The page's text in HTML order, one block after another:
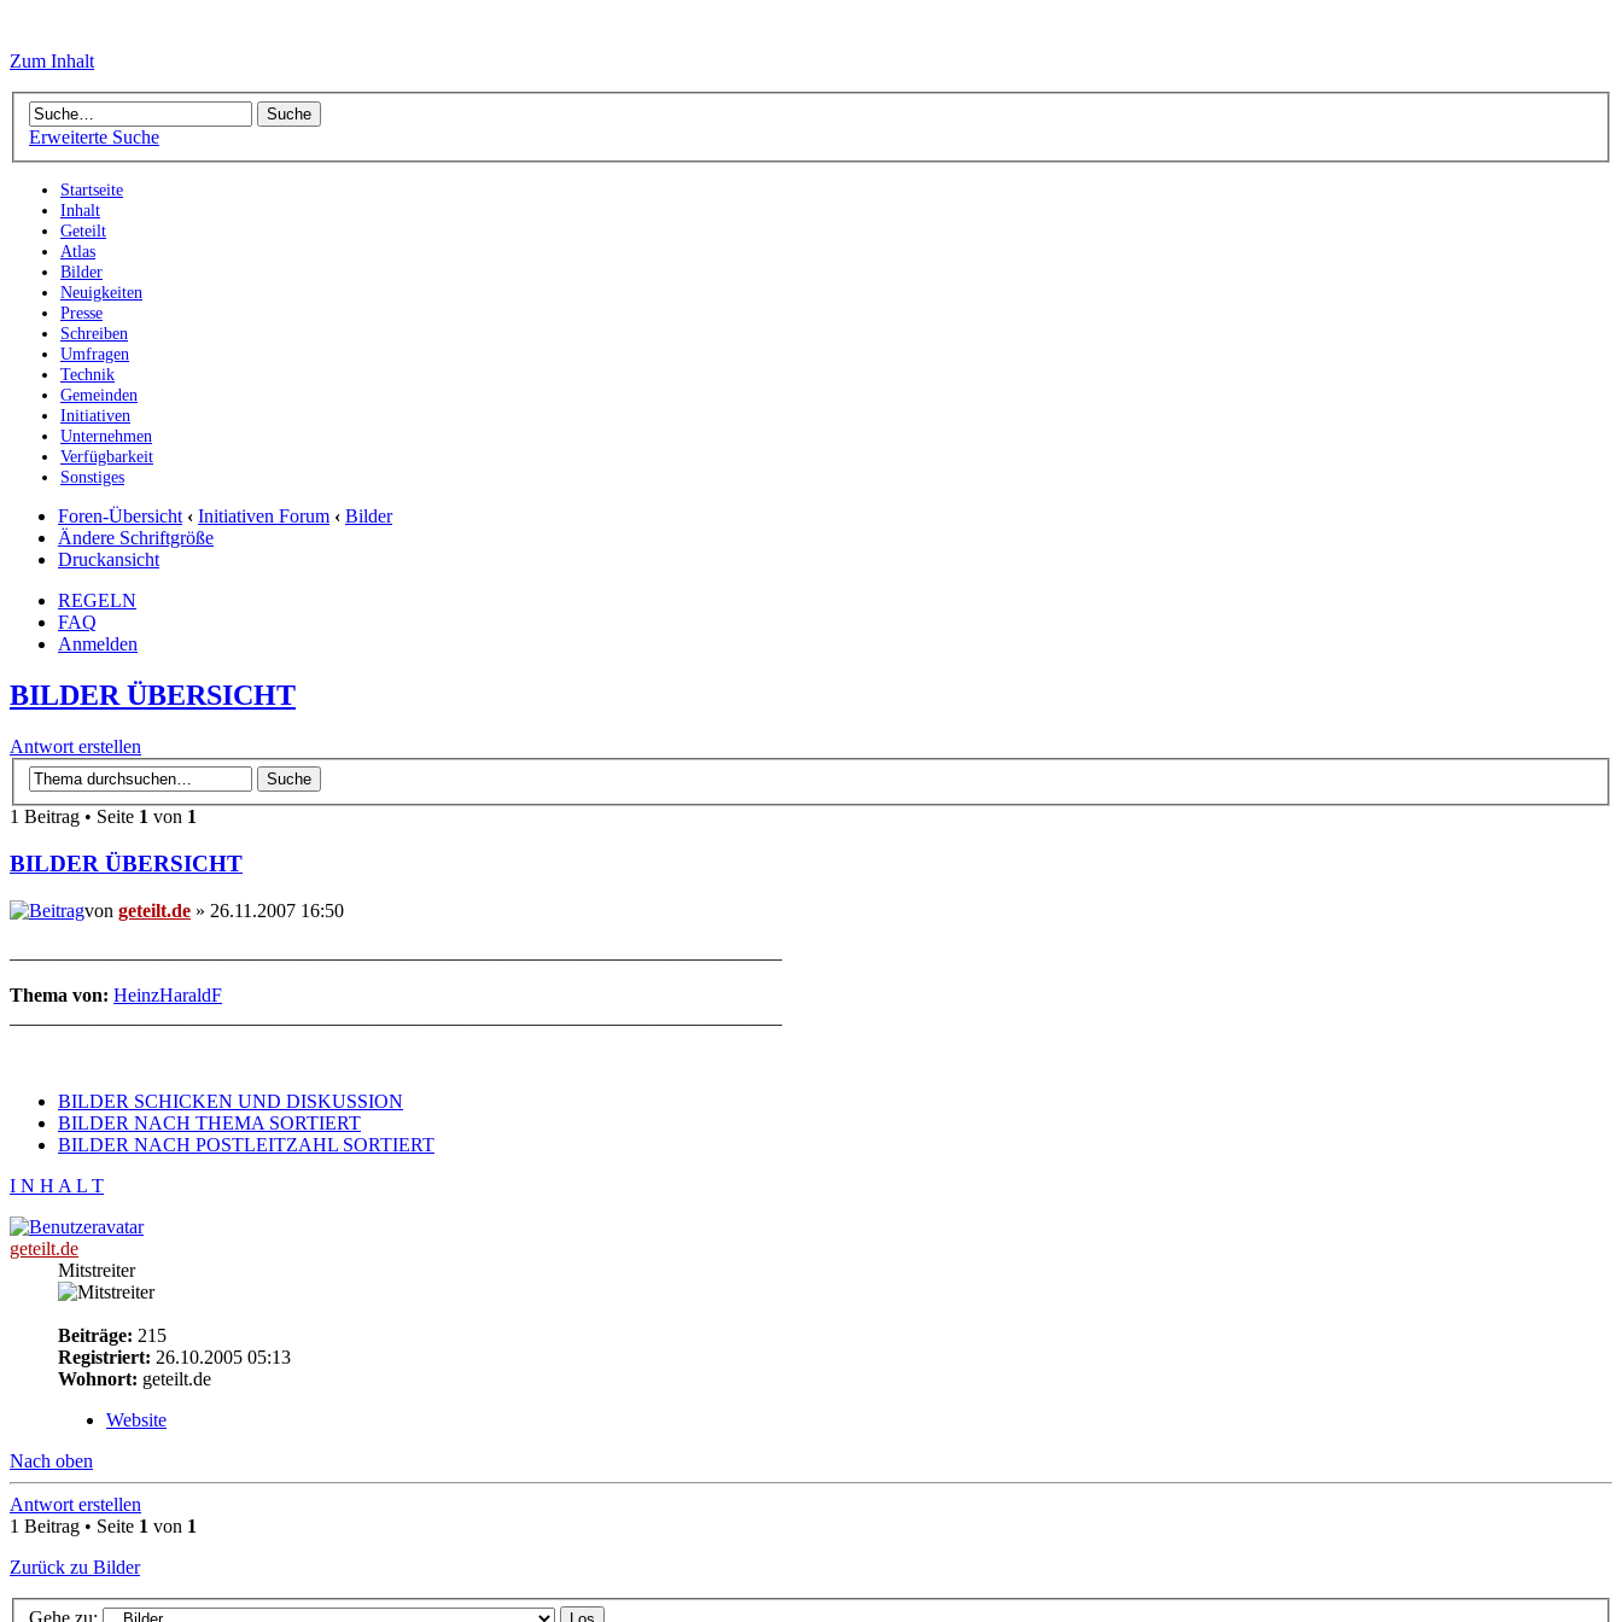
Zum Inhalt
Erweiterte Suche
Startseite
Inhalt
Geteilt
Atlas
Bilder
Neuigkeiten
Presse
Schreiben
Umfragen
Technik
Gemeinden
Initiativen
Unternehmen
Verfügbarkeit
Sonstiges
Foren-Übersicht ‹ Initiativen Forum ‹ Bilder
Ändere Schriftgröße
Druckansicht
REGELN
FAQ
Anmelden
BILDER ÜBERSICHT
Antwort erstellen
1 Beitrag • Seite 1 von 1
BILDER ÜBERSICHT
von geteilt.de » 26.11.2007 16:50
Thema von: HeinzHaraldF
BILDER SCHICKEN UND DISKUSSION
BILDER NACH THEMA SORTIERT
BILDER NACH POSTLEITZAHL SORTIERT
I N H A L T
geteilt.de
Mitstreiter
Beiträge: 215
Registriert: 26.10.2005 05:13
Wohnort: geteilt.de
Website
Nach oben
Antwort erstellen
1 Beitrag • Seite 1 von 1
Zurück zu Bilder